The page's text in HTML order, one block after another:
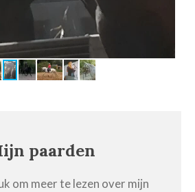
paarden
om meer te lezen over mijn